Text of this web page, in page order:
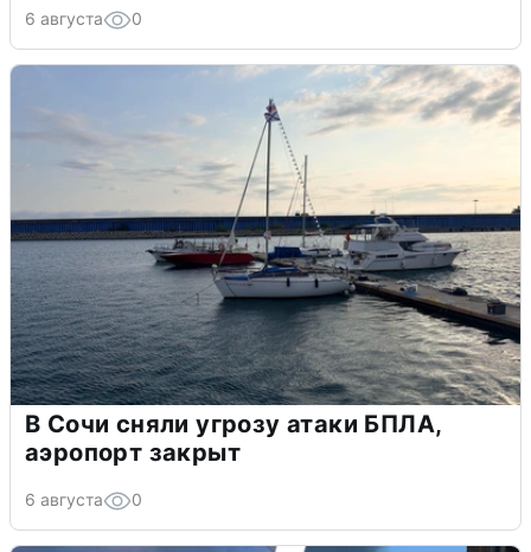
6 августа 0
В Сочи сняли угрозу атаки БПЛА,
аэропорт закрыт
6 августа 0